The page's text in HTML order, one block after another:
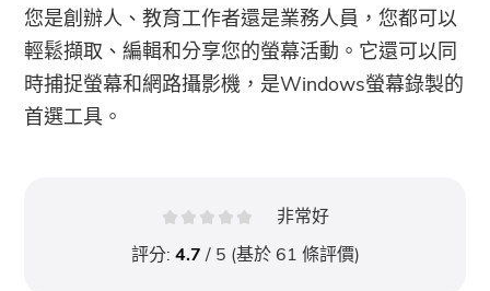
您是創辦人、教育工作者還是業務人員，您都可以
輕鬆擷取、編輯和分享您的螢幕活動。它還可以同
時捕捉螢幕和網路攝影機，是Windows螢幕錄製的
首選工具。
非常好
評分: 4.7/ 5 (基於 61 條評價)